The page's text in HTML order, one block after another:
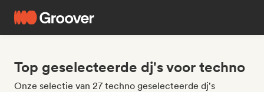
Top geselecteerde dj's voor techno
Onze selectie van 27 techno geselecteerde dj's